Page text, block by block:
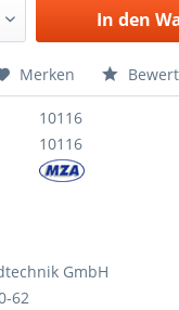
In den
Merken
10116
10116
GmbH
62